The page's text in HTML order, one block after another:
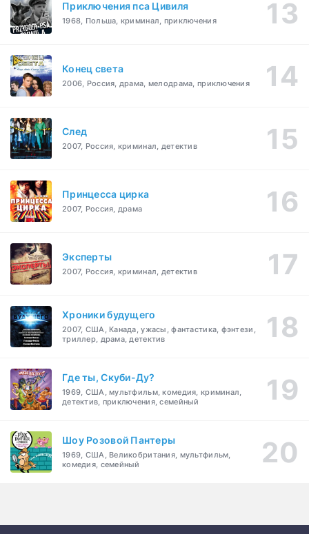
Приключения пса Цивиля
1968, Польша, криминал, приключения
Конец света
2006, Россия, драма, мелодрама, приключения
След
2007, Россия, криминал, детектив
Принцесса цирка
2007, Россия, драма
Эксперты
2007, Россия, криминал, детектив
Хроники будущего
2007, США, Канада, ужасы, фантастика, фэнтези,
триллер, драма, детектив
Где ты, Скуби-Ду?
1969, США, мультфильм, комедия, криминал,
детектив, приключения, семейный
Шоу Розовой Пантеры
1969, США, Великобритания, мультфильм,
комедия, семейный